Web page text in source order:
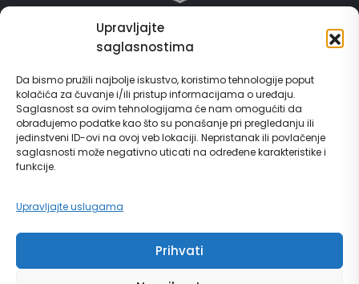
Upravljajte
saglasnostima
Da bismo pružili najbolje iskustvo, koristimo tehnologije poput
kolačića za čuvanje i/ili pristup informacijama o uređaju.
Saglasnost sa ovim tehnologijama će nam omogućiti da
obrađujemo podatke kao što su ponašanje pri pregledanju ili
jedinstveni ID-ovi na ovoj veb lokaciji. Nepristanak ili povlačenje
saglasnosti može negativno uticati na određene karakteristike i
funkcije.
Upravljajte uslugama
Prihvati
Grad Gračanica
E-Matičar
72 sata sistem
Invest in Gračanica
Vodič za građane